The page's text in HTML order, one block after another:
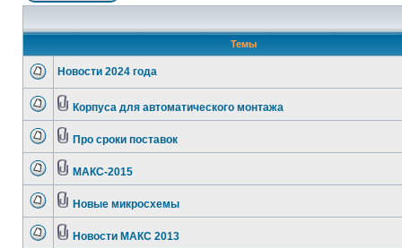
Темы
Новости 2024 года
Корпуса для автоматического монтажа
Про сроки поставок
МАКС-2015
Новые микросхемы
Новости МАКС 2013